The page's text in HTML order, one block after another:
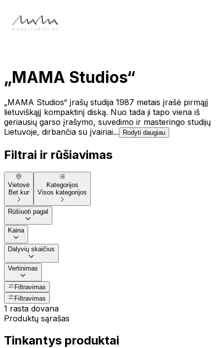
„MAMA Studios“
„MAMA Studios“ įrašų studija 1987 metais įrašė pirmąjį
lietuviškąjį kompaktinį diską. Nuo tada ji tapo viena iš
geriausių garso įrašymo, suvedimo ir masteringo studijų
Lietuvoje, dirbančia su įvairiai...
Rodyti daugiau
Filtrai ir rūšiavimas
Vietovė
Bet kur
Kategorijos
Visos kategorijos
Rūšiuoti pagal
Kaina
Dalyvių skaičius
Vertinimas
Filtravimas
Filtravimas
1 rasta dovana
Produktų sąrašas
Tinkantys produktai